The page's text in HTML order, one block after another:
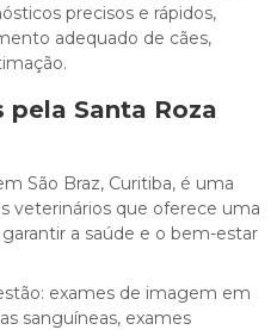
precisos e rápidos,
adequado de cães,
Santa Roza
São Braz, Curitiba, é uma
veterinários que oferece uma
a saúde e o bem-estar
exames de imagem em
sanguíneas, exames